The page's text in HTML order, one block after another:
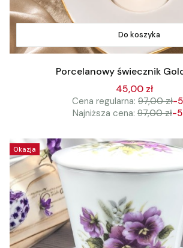
Do koszyka
Porcelanowy świecznik
45,00 zł
Cena regularna: 97,00 zł-
Najniższa cena: 97,00 zł-
Okazja